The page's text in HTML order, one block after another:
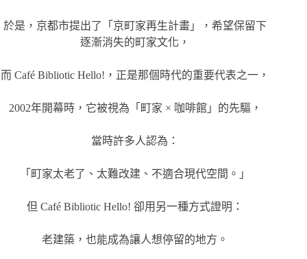
於是，京都市提出了「京町家再生計畫」，希望保留下
逐漸消失的町家文化，
而 Café Bibliotic Hello!，正是那個時代的重要代表之一，
2002年開幕時，它被視為「町家 × 咖啡館」的先驅，
當時許多人認為：
「町家太老了、太難改建、不適合現代空間。」
但 Café Bibliotic Hello! 卻用另一種方式證明：
老建築，也能成為讓人想停留的地方。